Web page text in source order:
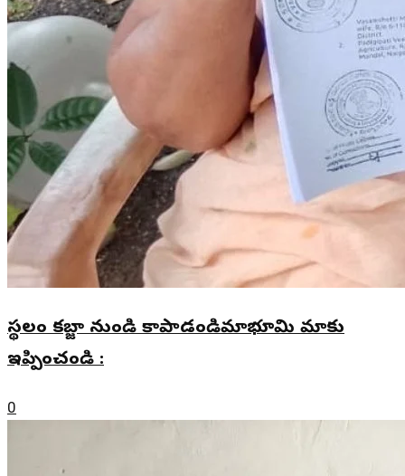
స్థలం కబ్జా నుండి కాపాడండిమాభూమి మాకు
ఇప్పించండి :
0